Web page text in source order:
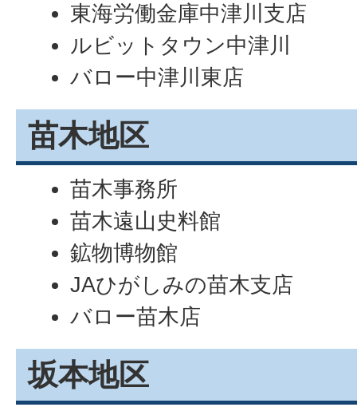
東海労働金庫中津川支店
ルビットタウン中津川
バロー中津川東店
苗木地区
苗木事務所
苗木遠山史料館
鉱物博物館
JAひがしみの苗木支店
バロー苗木店
坂本地区